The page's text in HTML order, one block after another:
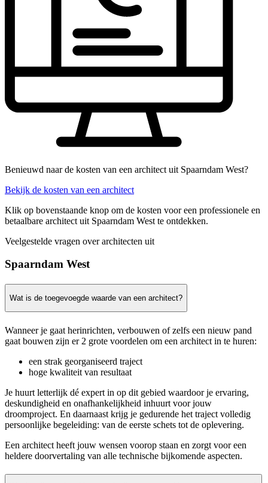
Benieuwd naar de kosten van een architect uit Spaarndam West?
Bekijk de kosten van een architect
Klik op bovenstaande knop om de kosten voor een professionele en
betaalbare architect uit Spaarndam West te ontdekken.
Veelgestelde vragen over architecten uit
Spaarndam West
Wat is de toegevoegde waarde van een architect?
Wanneer je gaat herinrichten, verbouwen of zelfs een nieuw pand
gaat bouwen zijn er 2 grote voordelen om een architect in te huren:
een strak georganiseerd traject
hoge kwaliteit van resultaat
Je huurt letterlijk dé expert in op dit gebied waardoor je ervaring,
deskundigheid en onafhankelijkheid inhuurt voor jouw
droomproject. En daarnaast krijg je gedurende het traject volledig
persoonlijke begeleiding: van de eerste schets tot de oplevering.
Een architect heeft jouw wensen voorop staan en zorgt voor een
heldere doorvertaling van alle technische bijkomende aspecten.